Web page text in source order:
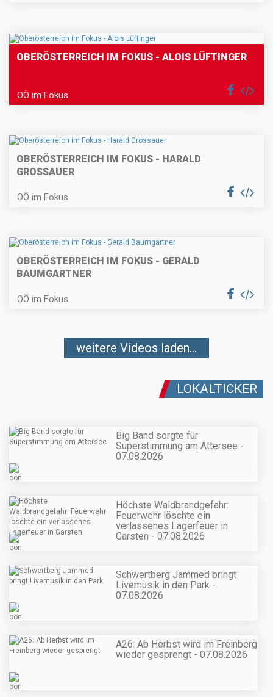
OBERÖSTERREICH IM FOKUS - ALOIS LÜFTINGER
OÖ im Fokus
OBERÖSTERREICH IM FOKUS - HARALD
GROSSAUER
OÖ im Fokus
OBERÖSTERREICH IM FOKUS - GERALD
BAUMGARTNER
OÖ im Fokus
weitere Videos laden...
LOKALTICKER
Big Band sorgte für
Superstimmung am Attersee -
07.08.2026
Höchste Waldbrandgefahr:
Feuerwehr löschte ein
verlassenes Lagerfeuer in
Garsten - 07.08.2026
Schwertberg Jammed bringt
Livemusik in den Park -
07.08.2026
A26: Ab Herbst wird im Freinberg
wieder gesprengt - 07.08.2026